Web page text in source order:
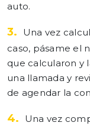
auto.
3.
Una vez
caso, pásame el
que calcularon y
una llamada y
de agendar la
4.
Una vez